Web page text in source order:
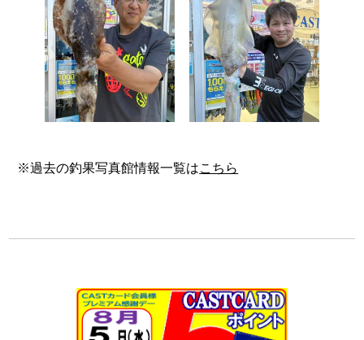
※過去の釣果写真館情報一覧はこちら